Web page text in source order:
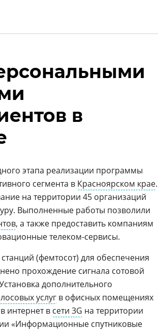
в
этапа реализации программы
сегмента в Красноярском крае.
на территории 45 организаций
Выполненные работы позволили
, а также предоставить компаниям
телеком-сервисы.
(фемтосот) для обеспечения
прохождение сигнала сотовой
дополнительного
услуг в офисных помещениях
интернет в сети 3G на территории
«Информационные спутниковые